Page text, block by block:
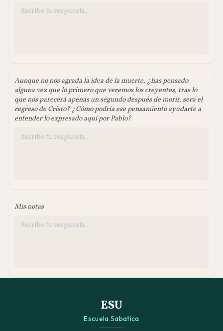
Aunque no nos agrada la idea de la muerte, ¿has pensado
alguna vez que lo primero que veremos los creyentes, tras lo
que nos parecerá apenas un segundo después de morir, será el
regreso de Cristo? ¿Cómo podría ese pensamiento ayudarte a
entender lo expresado aquí por Pablo?
Mis notas
ESU
Escuela Sabatica